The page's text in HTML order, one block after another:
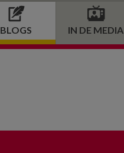
BLOGS IN DE MEDIA